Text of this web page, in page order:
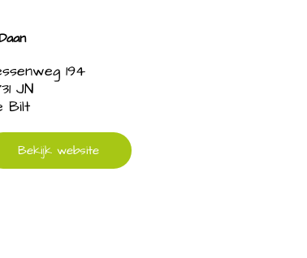
194
JN
Bilt
Bekijk website